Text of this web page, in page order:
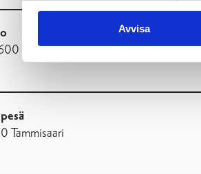
Avvisa
Ekenäs
Tammisaari